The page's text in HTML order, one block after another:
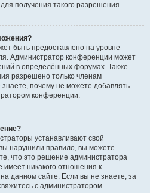
получения такого разрешения.
быть предоставлено на уровне
Администратор конференции может
в определённых форумах. Также
разрешено только членам
почему не можете добавлять
конференции.
устанавливают свой
нарушили правило, вы можете
что это решение администратора
никакого отношения к
данном сайте. Если вы не знаете, за
с администратором